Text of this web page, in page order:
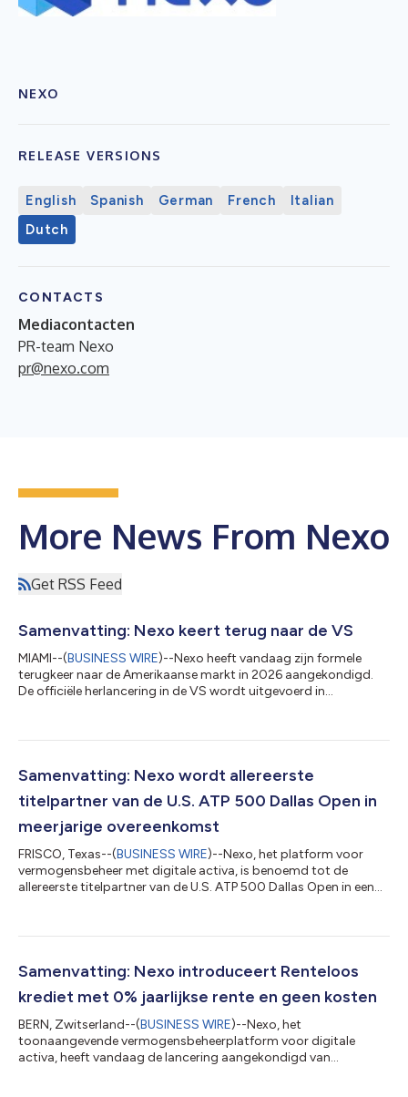
NEXO
RELEASE VERSIONS
English Spanish German French
Italian
Dutch
CONTACTS
Mediacontacten
PR-team Nexo
pr@nexo.com
More News From Nexo
Get RSS Feed
Samenvatting: Nexo keert terug naar de VS
MIAMI--(BUSINESS WIRE)--Nexo heeft vandaag zijn formele
terugkeer naar de Amerikaanse markt in 2026 aangekondigd.
De officiële herlancering in de VS wordt uitgevoerd in
het bedrijf die voldoen aan de normen van de VS. De
door Bakkt, een beursgenoteerd Amerikaans platform voor
digitale activa dat speciaal is ontwikkeld...
Samenvatting: Nexo wordt allereerste
titelpartner van de U.S. ATP 500 Dallas Open in
meerjarige overeenkomst
FRISCO, Texas--(BUSINESS WIRE)--Nexo, het platform voor
vermogensbeheer met digitale activa, is benoemd tot de
allereerste titelpartner van de U.S. ATP 500 Dallas Open in een
toonaangevende wereldwijde sportevenementen. Het
van het merk Nexo Dallas Open en de renovatie van twee
openbare tennisbanen in Noord-Texas. Als een van d...
Samenvatting: Nexo introduceert Renteloos
krediet met 0% jaarlijkse rente en geen kosten
BERN, Zwitserland--(BUSINESS WIRE)--Nexo, het
toonaangevende vermogensbeheerplatform voor digitale
activa, heeft vandaag de lancering aangekondigd van